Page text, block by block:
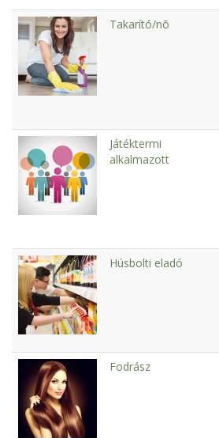
Takarító/nõ
Játéktermi
alkalmazott
Húsbolti eladó
Fodrász